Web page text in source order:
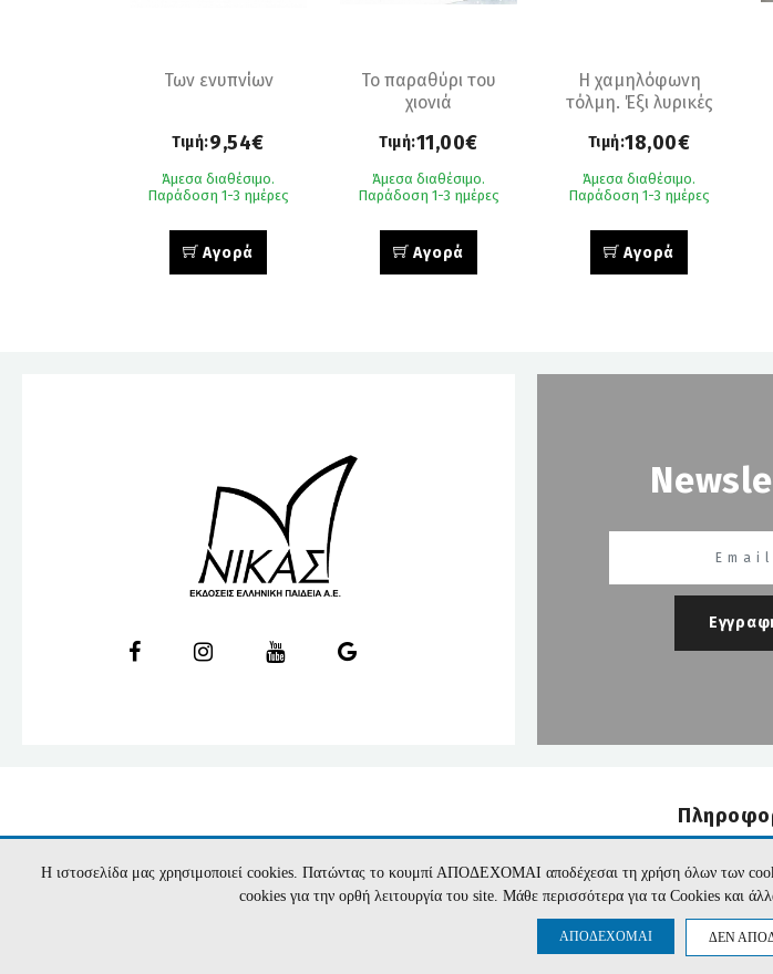
Των ενυπνίων
Τιμή:9,54€
Άμεσα διαθέσιμο.
Παράδοση 1-3 ημέρες
Αγορά
Το παραθύρι του
χιονιά
Τιμή:11,00€
Άμεσα διαθέσιμο.
Παράδοση 1-3 ημέρες
Αγορά
Η χαμηλόφωνη
τόλμη. Έξι λυρικές
εικοστού αιώνα
Τιμή:18,00€
Άμεσα διαθέσιμο.
Παράδοση 1-3 ημέρες
Αγορά
Η ιστοσελίδα μας χρησιμοποιεί cookies. Πατώντας το κουμπί ΑΠΟΔΕΧΟΜΑΙ αποδέχεσαι τη χρήση όλων των
cookies για την ορθή λειτουργία του site. Μάθε περισσότερα για τα Cookies και
ΑΠΟΔΕΧΟΜΑΙ ΔΕΝ